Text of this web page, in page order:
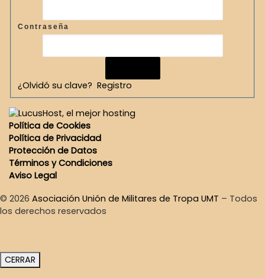
Contraseña
¿Olvidó su clave? Registro
Política de Cookies
Política de Privacidad
Protección de Datos
Términos y Condiciones
Aviso Legal
© 2026 Asociación Unión de Militares de Tropa UMT – Todos
los derechos reservados
CERRAR